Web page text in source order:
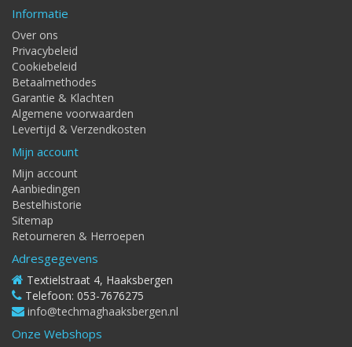
Informatie
Over ons
Privacybeleid
Cookiebeleid
Betaalmethodes
Garantie & Klachten
Algemene voorwaarden
Levertijd & Verzendkosten
Mijn account
Mijn account
Aanbiedingen
Bestelhistorie
Sitemap
Retourneren & Herroepen
Adresgegevens
Textielstraat 4, Haaksbergen
Telefoon: 053-7676275
info@techmaghaaksbergen.nl
Onze Webshops